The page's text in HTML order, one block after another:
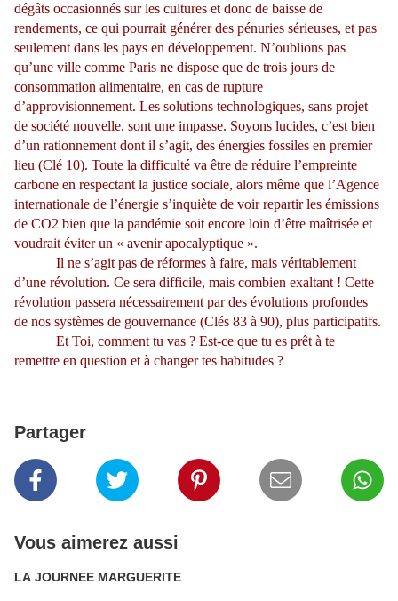
dégâts occasionnés sur les cultures et donc de baisse de
rendements, ce qui pourrait générer des pénuries sérieuses, et pas
seulement dans les pays en développement. N’oublions pas
qu’une ville comme Paris ne dispose que de trois jours de
consommation alimentaire, en cas de rupture
d’approvisionnement. Les solutions technologiques, sans projet
de société nouvelle, sont une impasse. Soyons lucides, c’est bien
d’un rationnement dont il s’agit, des énergies fossiles en premier
lieu (Clé 10). Toute la difficulté va être de réduire l’empreinte
carbone en respectant la justice sociale, alors même que l’Agence
internationale de l’énergie s’inquiète de voir repartir les émissions
de CO2 bien que la pandémie soit encore loin d’être maîtrisée et
voudrait éviter un « avenir apocalyptique ».
Il ne s’agit pas de réformes à faire, mais véritablement
d’une révolution. Ce sera difficile, mais combien exaltant ! Cette
révolution passera nécessairement par des évolutions profondes
de nos systèmes de gouvernance (Clés 83 à 90), plus participatifs.
Et Toi, comment tu vas ? Est-ce que tu es prêt à te
remettre en question et à changer tes habitudes ?
Partager
Vous aimerez aussi
LA JOURNEE MARGUERITE